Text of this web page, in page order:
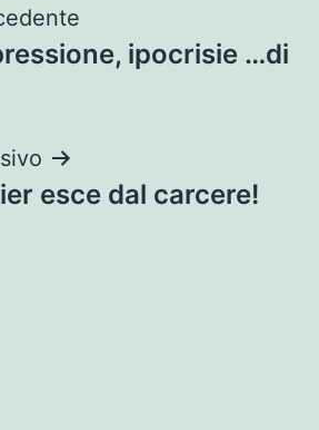
ipocrisie …di
esce dal carcere!